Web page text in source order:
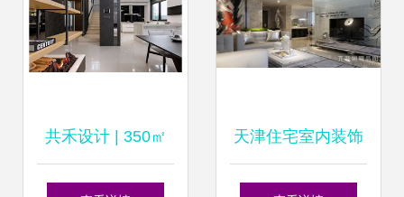
共禾设计 | 350㎡
现代简约风住宅 纯
天津住宅室内装饰
装修 打造理想家居